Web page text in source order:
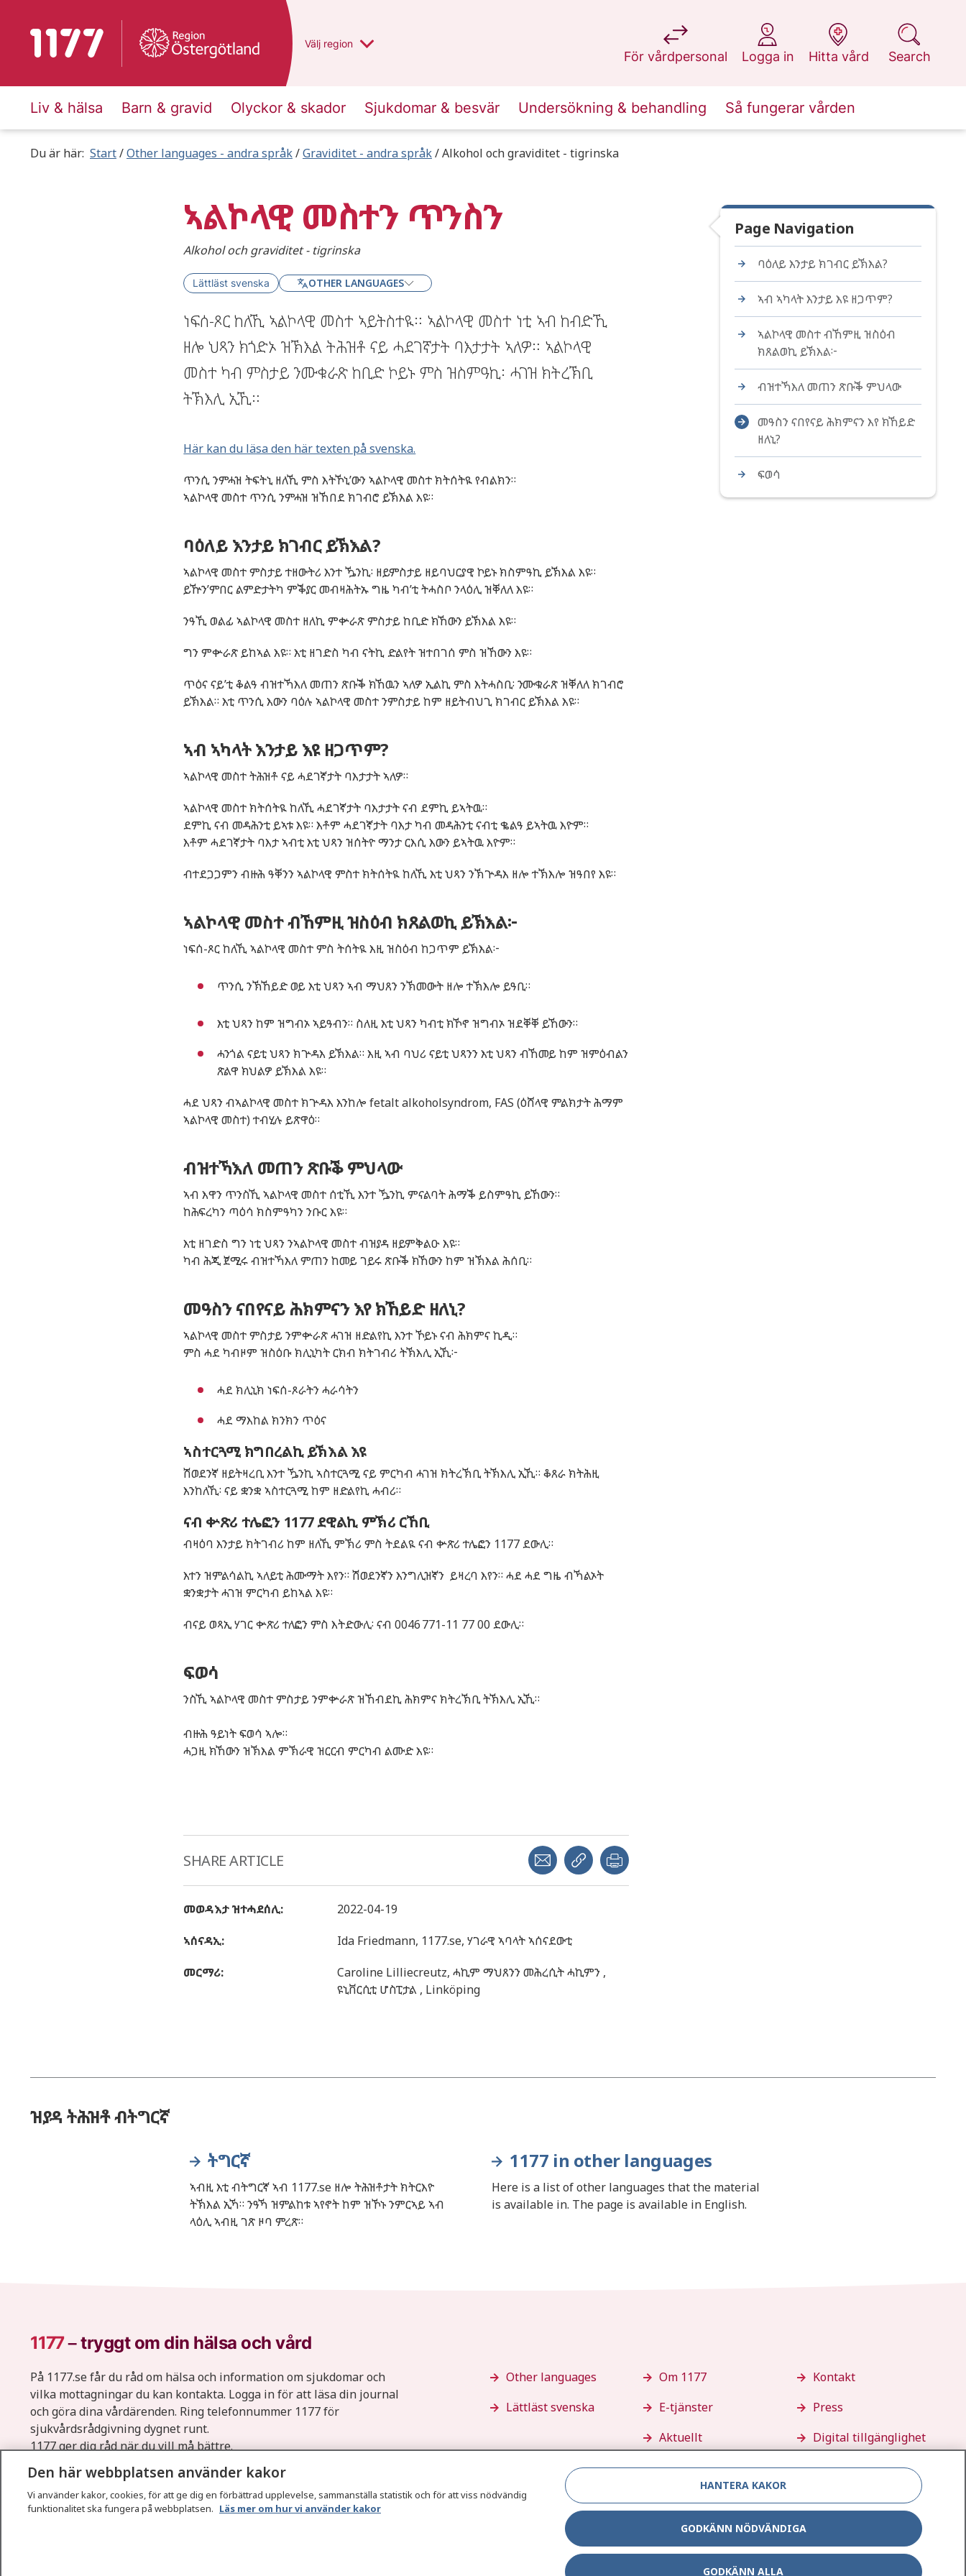
To start page for 1177 Du har valt region
Välj en annan
region
För vårdpersonal
at 1177.se
Logga in
at 1177.se
Hitta vård
at 1177.se
Search
at 1177.se
Liv & hälsa Barn & gravid Olyckor & skador Sjukdomar & besvär Undersökning & behandling Så fungerar vården
Du är här: Start Other languages - andra språk Graviditet - andra språk Alkohol och graviditet - tigrinska
ኣልኮላዊ መስተን ጥንስን
Alkohol och graviditet - tigrinska
Lättläst svenska OTHER LANGUAGES
ነፍሰ-ጾር ከለኺ ኣልኮላዊ መስተ ኣይትስተዪ። ኣልኮላዊ መስተ ነቲ ኣብ ከብድኺ
ዘሎ ህጻን ክጎድኦ ዝኽእል ትሕዝቶ ናይ ሓደገኛታት ባእታታት ኣለዎ። ኣልኮላዊ
መስተ ካብ ምስታይ ንሙቁራጽ ከቢድ ኮይኑ ምስ ዝስምዓኪ፡ ሓገዝ ክትረኽቢ
ትኽእሊ ኢኺ።
Här kan du läsa den här texten på svenska.
ጥንሲንምሓዝ ትፍትኒ ዘለኺምስ እትኾኒ’ውንኣልኮላዊ መስተክትሰትዪየብልክን።
ኣልኮላዊ መስተ ጥንሲንምሓዝ ዝኸበደክገብሮ ይኽእልእዩ።
ባዕለይ እንታይ ክገብር ይኽእል?
ኣልኮላዊ መስተ ምስታይ ተዘውትሪ እንተ ዄንኪ፡ ዘይምስታይ ዘይባህርያዊ ኮይኑ ክስምዓኪ ይኽእል እዩ።
ይዅን’ምበር ልምድታትካ ምቕያር መብዛሕትኡ ግዜ ካብ’ቲ ትሓስቦ ንላዕሊ ዝቐለለ እዩ።
ንዓኺወልፊ ኣልኮላዊ መስተ ዘለኪ ምቍራጽ ምስታይ ከቢድ ክኸውን ይኽእል እዩ።
ግን ምቍራጽ ይከኣል እዩ። እቲ ዘገድስ ካብ ናትኪ ድልየት ዝተበገሰ ምስ ዝኸውን እዩ።
ጥዕና ናይ’ቲ ቆልዓ ብዝተኻእለ መጠን ጽቡቕ ክኸዉን ኣለዎ ኢልኪ ምስ እትሓስቢ፡ ንሙቁራጽ ዝቐለለ ክገብሮ
ይኽእል። እቲ ጥንሲ እውን ባዕሉ ኣልኮላዊ መስተ ንምስታይ ከም ዘይትብህጊ ክገብር ይኽእል እዩ።
ኣብ ኣካላት እንታይ እዩ ዘጋጥም?
ኣልኮላዊ መስተትሕዝቶ ናይ ሓደገኛታት ባእታታትኣለዎ።
ኣልኮላዊ መስተ ክትሰትዪ ከለኺ ሓደገኛታት ባእታታት ናብ ደምኪ ይኣትዉ።
ደምኪ ናብ መዳሕንቲ ይኣቱ እዩ። እቶም ሓደገኛታት ባእታ ካብ መዳሕንቲ ናብቲ ቈልዓ ይኣትዉ እዮም።
እቶም ሓደገኛታት ባእታ ኣብቲ እቲ ህጻን ዝሰትዮ ማንታ ርእሲ እውን ይኣትዉ እዮም።
ብተደጋጋምን ብዙሕ ዓቐንን ኣልኮላዊ ምስተ ክትሰትዪ ከለኺ እቲ ህጻን ንኽጕዳእ ዘሎ ተኽእሎ ዝዓበየ እዩ።
ኣልኮላዊ መስተ ብኸምዚ ዝስዕብ ክጸልወኪ ይኽእል፦
ነፍሰ-ጾር ከለኺ ኣልኮላዊ መስተ ምስ ትሰትዪ እዚ ዝስዕብ ከጋጥም ይኽእል፦
ጥንሲ ንኽኸይድ ወይ እቲ ህጻን ኣብ ማህጸን ንኽመውት ዘሎ ተኽእሎ ይዓቢ።
እቲ ህጻን ከም ዝግብኦ ኣይዓብን። ስለዚ እቲ ህጻን ካብቲ ክኾኖ ዝግብኦ ዝደቐቐ ይኸውን።
ሓንጎል ናይቲ ህጻን ክጕዳእ ይኽእል። እዚ ኣብ ባህሪ ናይቲ ህጻንን እቲ ህጻን ብኸመይ ከም ዝምዕብልን
ጽልዋ ክህልዎ ይኽእል እዩ።
ሓደ ህጻን ብኣልኮላዊ መስተ ክጕዳእ እንከሎfetalt alkoholsyndrom, FAS (ዕሸላዊ ምልክታት ሕማም
ኣልኮላዊ መስተ) ተብሂሉ ይጽዋዕ።
ብዝተኻእለ መጠን ጽቡቕ ምህላው
ኣብ እዋን ጥንስኺ ኣልኮላዊ መስተ ሰቲኺ እንተ ዄንኪ ምናልባት ሕማቕ ይስምዓኪ ይኸውን።
ከሕፍረካን ጣዕሳ ክስምዓካን ንቡር እዩ።
እቲ ዘገድስ ግን ነቲ ህጻን ንኣልኮላዊ መስተ ብዝያዳ ዘይምቅልዑ እዩ።
ካብ ሕጂ ጀሚሩ ብዝተኻእለ ምጠን ከመይ ገይሩ ጽቡቕ ክኸውን ከም ዝኽእል ሕሰቢ።
መዓስን ናበየናይ ሕክምናን እየ ክኸይድ ዘለኒ?
ኣልኮላዊ መስተ ምስታይ ንምቍራጽ ሓገዝ ዘድልየኪ እንተ ኾይኑ ናብ ሕክምና ኪዲ።
ምስ ሓደ ካብዞም ዝስዕቡ ክሊኒካት ርክብ ክትገብሪ ትኽእሊ ኢኺ፦
ሓደ ክሊኒክ ነፍሰ-ጾራትን ሓራሳትን
ሓደ ማእከል ክንክን ጥዕና
ኣስተርጓሚ ክግበረልኪ ይኽእል እዩ
ሽወደንኛ ዘይትዛረቢ እንተ ዄንኪ ኣስተርጓሚ ናይ ምርካብ ሓገዝ ክትረኽቢ ትኽእሊ ኢኺ። ቆጸራ ክትሕዚ
እንከለኺ፡ ናይ ቋንቋ ኣስተርጓሚ ከም ዘድልየኪ ሓብሪ።
ናብ ቍጽሪ ተሌፎን 1177ደዊልኪ ምኽሪ ርኸቢ
ብዛዕባ እንታይ ክትገብሪ ከም ዘለኺ ምኽሪ ምስ ትደልዪ ናብ ቍጽሪ ተሌፎን 1177ደውሊ።
እተን ዝምልሳልኪ ኣለይቲ ሕሙማት እየን። ሽወደንኛን እንግሊዝኛን ይዛረባ እየን። ሓደ ሓደ ግዜ ብኻልኦት
ቋንቋታት ሓገዝ ምርካብ ይከኣል እዩ።
ብናይ ወጻኢ ሃገር ቍጽሪ ተለፎን ምስ እትድውሊ፡ ናብ0046 771-11 77 00ደውሊ።
ፍወሳ
ንስኺኣልኮላዊ መስተምስታይ ንምቍራጽዝኸብደኪሕክምናክትረኽቢትኽእሊኢኺ።
ብዙሕዓይነትፍወሳ ኣሎ።
ሓጋዚክኸውንዝኽእልምኽራዊ ዝርርብ ምርካብ ልሙድእዩ።
SHARE ARTICLE Share with a friend
Copy link
መወዳእታ ዝተሓደሰሊ:
2022-04-19
ኣሰናዳኢ: Ida Friedmann, 1177.se, ሃገራዊ ኣባላት ኣሰናደውቲ
መርማሪ: Caroline Lilliecreutz, ሓኪም ማህጸንን መሕረሲት ሓኪምን ,
ዩኒቨርሲቲ ሆስፒታል , Linköping
Page Navigation
ባዕለይ እንታይ ክገብር ይኽእል?
ኣብ ኣካላት እንታይ እዩ ዘጋጥም?
ኣልኮላዊ መስተ ብኸምዚ ዝስዕብ
ክጸልወኪ ይኽእል፦
ብዝተኻእለ መጠን ጽቡቕ ምህላው
መዓስን ናበየናይ ሕክምናን እየ ክኸይድ
ዘለኒ?
ፍወሳ
ዝያዳ ትሕዝቶ ብትግርኛ
ትግርኛ
ኣብዚ እቲ ብትግርኛ ኣብ 1177.se ዘሎ ትሕዝቶታት ክትርእዮ
ትኽእል ኢኻ። ንዓኻ ዝምልከቱ ኣየኖት ከም ዝኾኑ ንምርኣይ ኣብ
ላዕሊ ኣብዚ ገጽ ዞባ ምረጽ።
1177 in other languages
Here is a list of other languages that the material
is available in. The page is available in English.
1177–tryggt om din hälsa och vård
På 1177.se får du råd om hälsa och information om sjukdomar och
vilka mottagningar du kan kontakta. Logga in för att läsa din journal
och göra dina vårdärenden. Ring telefonnummer 1177 för
sjukvårdsrådgivning dygnet runt.
1177 ger dig råd när du vill må bättre.
Other languages
Lättläst svenska
Om 1177
E-tjänster
Aktuellt
Kontakt
Press
Digital tillgänglighet
Behandling av personuppgifterHantering av kakor Inställningar för kakor
Den här webbplatsen använder kakor
Vi använder kakor, cookies, för att ge dig en förbättrad upplevelse, sammanställa statistik och för att viss nödvändig
funktionalitet ska fungera på webbplatsen. Läs mer om hur vi använder kakor
HANTERA KAKOR
GODKÄNN NÖDVÄNDIGA
GODKÄNN ALLA